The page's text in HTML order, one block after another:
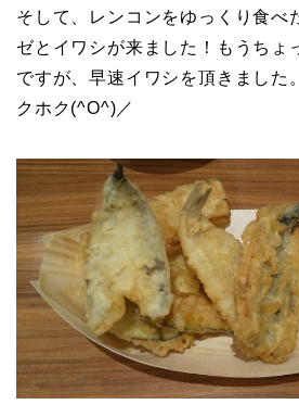
そして、レンコンをゆっくり食べ
ゼとイワシが来ました！もうちょ
ですが、早速イワシを頂きました
クホク(^O^)／